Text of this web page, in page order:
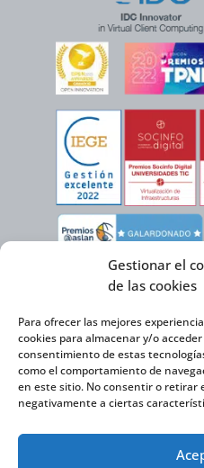
Gestionar el
de las cookies
Para ofrecer las mejores
cookies para almacenar y/o
consentimiento de estas
como el comportamiento de
en este sitio. No consentir o retirar
negativamente a ciertas
Instituto Español de Comercio
desarrollar su Plan de